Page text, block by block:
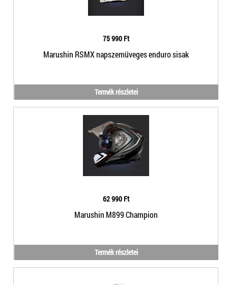
75 990 Ft
Marushin RSMX napszemüveges enduro sisak
Termék részletei
62 990 Ft
Marushin M899 Champion
Termék részletei